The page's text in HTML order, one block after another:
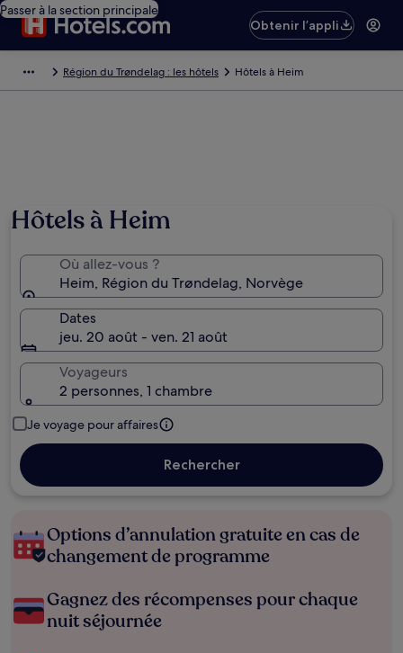
Passer à la section principale
Obtenir l’appli
Région du Trøndelag : les hôtels Hôtels à Heim
Hôtels à Heim
Où allez-vous ?
Heim, Région du Trøndelag, Norvège
Dates
jeu. 20 août - ven. 21 août
Voyageurs
2 personnes, 1 chambre
Je voyage pour affaires
Rechercher
Options d’annulation gratuite en cas de
changement de programme
Gagnez des récompenses pour chaque
nuit séjournée